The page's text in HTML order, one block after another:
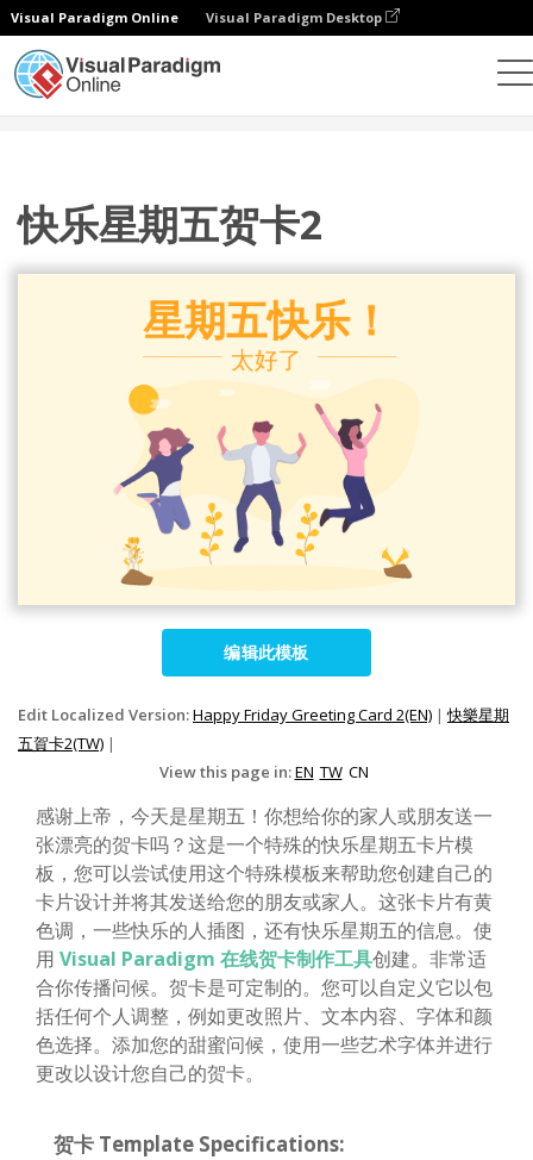
Visual Paradigm Online Visual Paradigm Desktop
快乐星期五贺卡2
编辑此模板
Edit Localized Version:Happy Friday Greeting Card 2(EN) |快樂星期
五賀卡2(TW) |
View this page in:EN TW CN
感谢上帝，今天是星期五！你想给你的家人或朋友送一
张漂亮的贺卡吗？这是一个特殊的快乐星期五卡片模
板，您可以尝试使用这个特殊模板来帮助您创建自己的
卡片设计并将其发送给您的朋友或家人。这张卡片有黄
色调，一些快乐的人插图，还有快乐星期五的信息。使
用 Visual Paradigm 在线贺卡制作工具创建。非常适
合你传播问候。贺卡是可定制的。您可以自定义它以包
括任何个人调整，例如更改照片、文本内容、字体和颜
色选择。添加您的甜蜜问候，使用一些艺术字体并进行
更改以设计您自己的贺卡。
贺卡 Template Specifications: